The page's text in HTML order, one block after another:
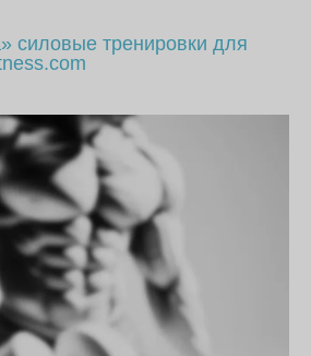
силовые тренировки для